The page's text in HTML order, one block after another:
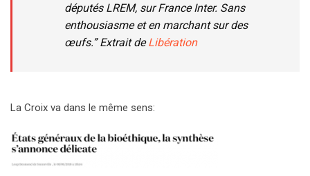
députés LREM, sur France Inter. Sans
enthousiasme et en marchant sur des
œufs.” Extrait deLibération
La Croix va dans le même sens: